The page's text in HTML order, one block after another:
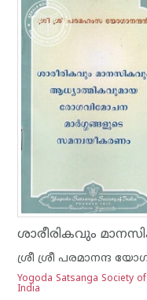
Yogoda Satsanga Society of
India